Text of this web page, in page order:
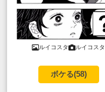
ルイコスタ ルイコスタ
ボケる(58)